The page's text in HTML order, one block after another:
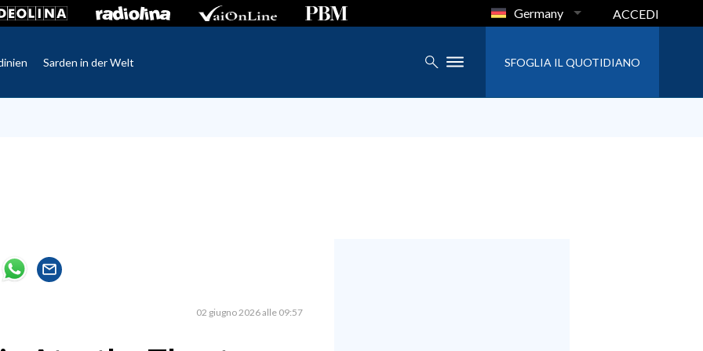
Germany ACCEDI
Sarden in der Welt SFOGLIA IL QUOTIDIANO
02 giugno 2026 alle 09:57